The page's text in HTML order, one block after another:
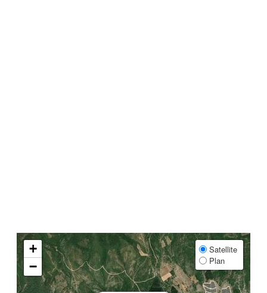
+
−
Satellite
Plan